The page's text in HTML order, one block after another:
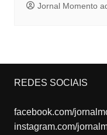
Jornal Momento
REDES SOCIAIS
facebook.com/
instagram.com/